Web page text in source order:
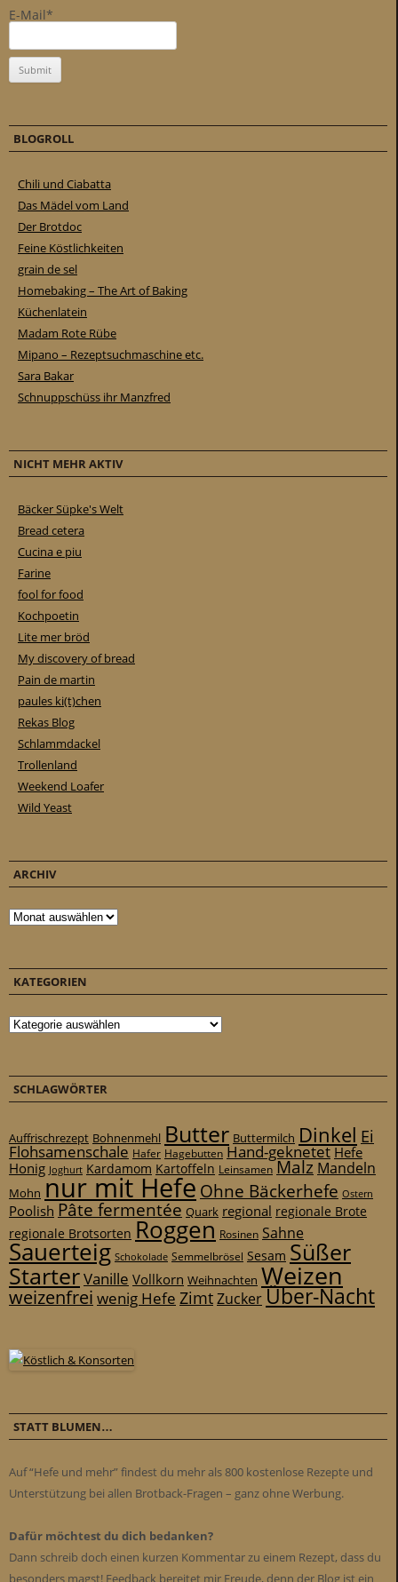
E-Mail*
BLOGROLL
Chili und Ciabatta
Das Mädel vom Land
Der Brotdoc
Feine Köstlichkeiten
grain de sel
Homebaking – The Art of Baking
Küchenlatein
Madam Rote Rübe
Mipano – Rezeptsuchmaschine etc.
Sara Bakar
Schnuppschüss ihr Manzfred
NICHT MEHR AKTIV
Bäcker Süpke's Welt
Bread cetera
Cucina e piu
Farine
fool for food
Kochpoetin
Lite mer bröd
My discovery of bread
Pain de martin
paules ki(t)chen
Rekas Blog
Schlammdackel
Trollenland
Weekend Loafer
Wild Yeast
ARCHIV
Archiv
KATEGORIEN
Kategorien
SCHLAGWÖRTER
Auffrischrezept Bohnenmehl Butter Buttermilch Dinkel Ei
Flohsamenschale Hafer Hagebutten Hand-geknetet Hefe
Honig Joghurt Kardamom Kartoffeln Leinsamen Malz Mandeln
Mohn nur mit Hefe Ohne Bäckerhefe Ostern
Poolish Pâte fermentée Quark regional regionale Brote
regionale Brotsorten Roggen Rosinen Sahne
Sauerteig Schokolade Semmelbrösel Sesam Süßer
StarterVanille Vollkorn Weihnachten Weizen
weizenfrei wenig Hefe ZimtZuckerÜber-Nacht
STATT BLUMEN…
Auf “Hefe und mehr” findest du mehr als 800 kostenlose Rezepte und
Unterstützung bei allen Brotback-Fragen – ganz ohne Werbung.
Dafür möchtest du dich bedanken?
Dann schreib doch einen kurzen Kommentar zu einem Rezept, dass du